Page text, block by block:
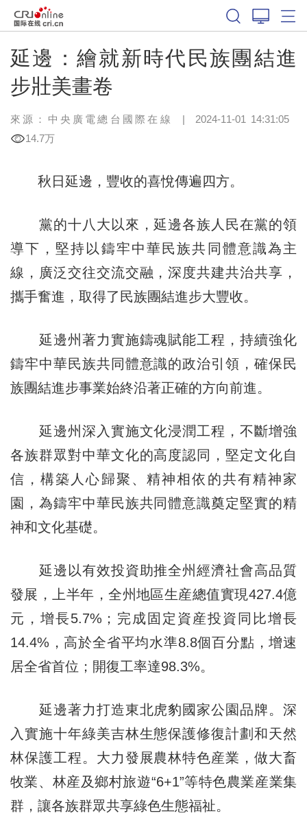
延邊：繪就新時代民族團結進
步壯美畫卷
來源：中央廣電總台國際在線 | 2024-11-01 14:31:05
14.7万
秋日延邊，豐收的喜悅傳遍四方。
黨的十八大以來，延邊各族人民在黨的領
導下，堅持以鑄牢中華民族共同體意識為主
線，廣泛交往交流交融，深度共建共治共享，
攜手奮進，取得了民族團結進步大豐收。
延邊州著力實施鑄魂賦能工程，持續強化
鑄牢中華民族共同體意識的政治引領，確保民
族團結進步事業始終沿著正確的方向前進。
延邊州深入實施文化浸潤工程，不斷增強
各族群眾對中華文化的高度認同，堅定文化自
信，構築人心歸聚、精神相依的共有精神家
園，為鑄牢中華民族共同體意識奠定堅實的精
神和文化基礎。
延邊以有效投資助推全州經濟社會高品質
發展，上半年，全州地區生産總值實現427.4億
元，增長5.7%；完成固定資産投資同比增長
14.4%，高於全省平均水準8.8個百分點，增速
居全省首位；開復工率達98.3%。
延邊著力打造東北虎豹國家公園品牌。深
入實施十年綠美吉林生態保護修復計劃和天然
林保護工程。大力發展農林特色産業，做大畜
牧業、林産及鄉村旅遊“6+1”等特色農業産業集
群，讓各族群眾共享綠色生態福祉。